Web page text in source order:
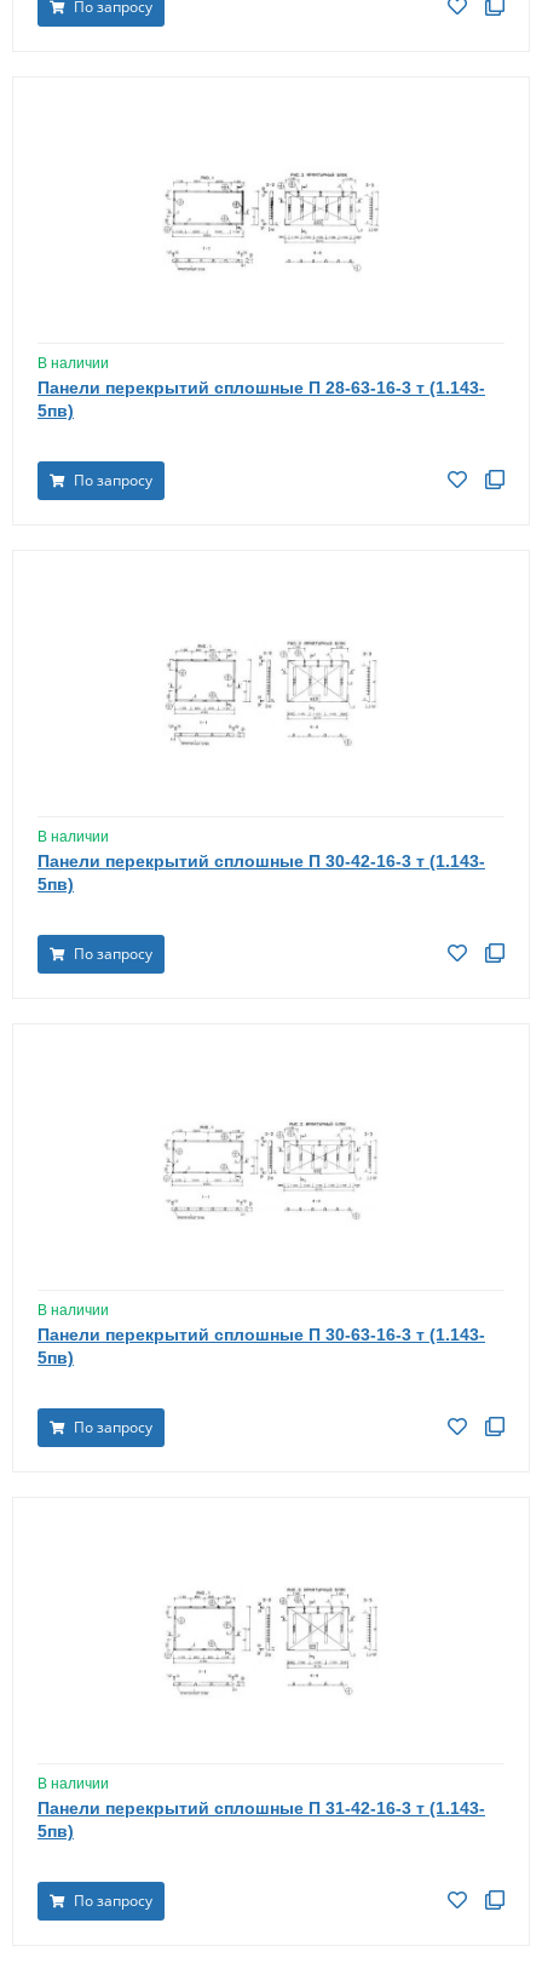
По запросу
В наличии
Панели перекрытий сплошные П 28-63-16-3 т (1.143-
5пв)
По запросу
В наличии
Панели перекрытий сплошные П 30-42-16-3 т (1.143-
5пв)
По запросу
В наличии
Панели перекрытий сплошные П 30-63-16-3 т (1.143-
5пв)
По запросу
В наличии
Панели перекрытий сплошные П 31-42-16-3 т (1.143-
5пв)
По запросу